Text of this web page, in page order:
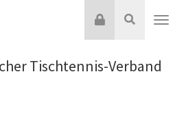
Suche
Login
Tischtennis-Verband